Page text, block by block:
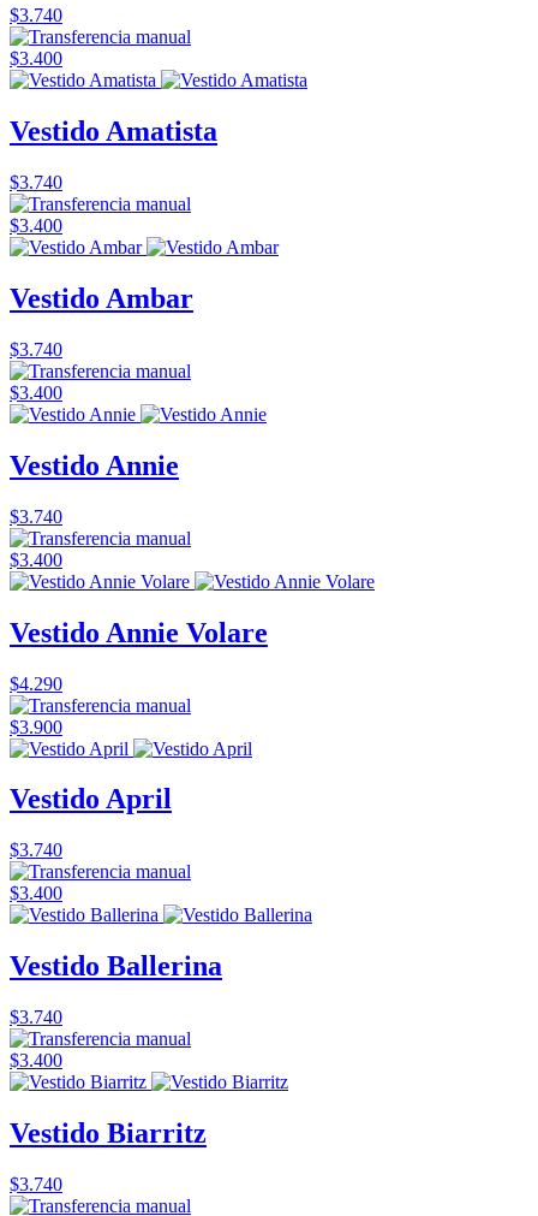
$3.740
$3.400
Vestido Amatista
$3.740
$3.400
Vestido Ambar
$3.740
$3.400
Vestido Annie
$3.740
$3.400
Vestido Annie Volare
$4.290
$3.900
Vestido April
$3.740
$3.400
Vestido Ballerina
$3.740
$3.400
Vestido Biarritz
$3.740